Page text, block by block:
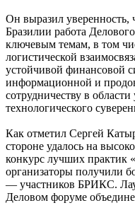
Он выразил уверенность,
Бразилии работа
ключевым темам, в том
логистической
устойчивой финансовой
информационной и
сотрудничеству в
технологического
Как отметил Сергей
стороне удалось на
конкурс лучших практик
организаторы получили
— участников БРИКС.
Деловом форуме